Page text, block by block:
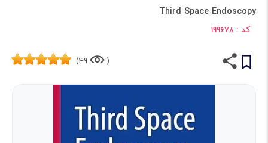
Third Space Endoscopy
کد : 199678
(
49)